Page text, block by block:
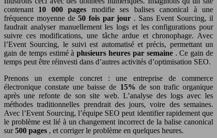
contenant 10 000 pages modifie ses balises canonical à une
fréquence moyenne de 50 fois par jour . Sans Event Sourcing, il
faudrait analyser manuellement les logs et les configurations pour
suivre ces modifications, une tâche ardue et chronophage. Avec
l’Event Sourcing, le suivi est automatisé et précis, permettant un
gain de temps estimé àplusieurs heures par semaine . Ce gain de
temps peut être réinvesti dans d’autres activités d’optimisation SEO.
Prenons un exemple concret : une entreprise de commerce
électronique constate une baisse de 15% de son trafic organique
après une refonte de son site web. L’analyse des logs avec les
méthodes traditionnelles prendrait des jours, voire des semaines.
Avec l’Event Sourcing, l’équipe SEO peut identifier rapidement que
le problème est lié à un changement incorrect de la balise canonical
sur500 pages , et corriger le problème en quelques heures.